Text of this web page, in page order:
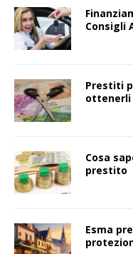
Consigli
Prestiti
ottenerli
Cosa
prestito
Esma